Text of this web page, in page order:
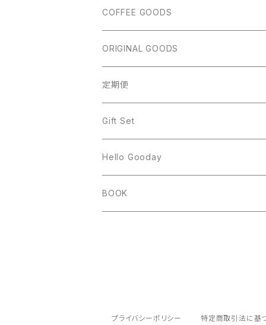
COFFEE GOODS
ORIGINAL GOODS
定期便
Gift Set
Hello Gooday
BOOK
プライバシーポリシー 特定商取引法に基